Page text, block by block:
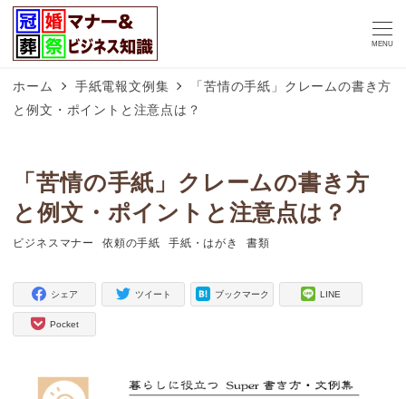
MENU
ホーム 手紙電報文例集
「苦情の手紙」クレームの書き方
と例文・ポイントと注意点は？
「苦情の手紙」クレームの書き方
と例文・ポイントと注意点は？
タグ
ビジネスマナー
タグ
依頼の手紙
タグ
手紙・はがき
タグ
書類
シェア ツイート ブックマーク LINE
Pocket